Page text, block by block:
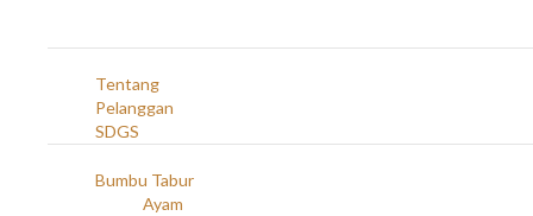
Tentang
Pelanggan
SDGS
Bumbu Tabur
Ayam